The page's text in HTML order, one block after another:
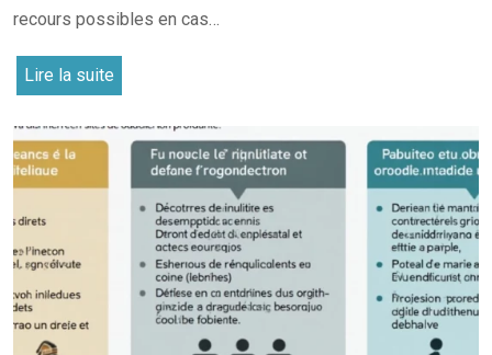
recours possibles en cas…
Lire la suite